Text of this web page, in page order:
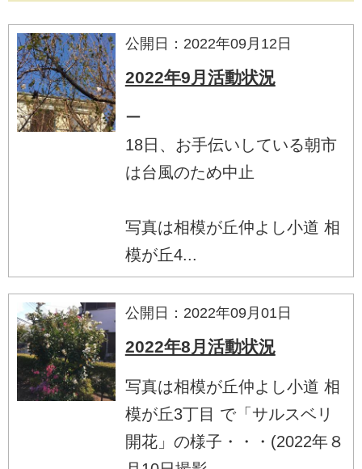
公開日：2022年09月12日
2022年9月活動状況
ー
18日、お手伝いしている朝市
は台風のため中止
写真は相模が丘仲よし小道 相
模が丘4...
公開日：2022年09月01日
2022年8月活動状況
写真は相模が丘仲よし小道 相
模が丘3丁目 で「サルスベリ
開花」の様子・・・(2022年８